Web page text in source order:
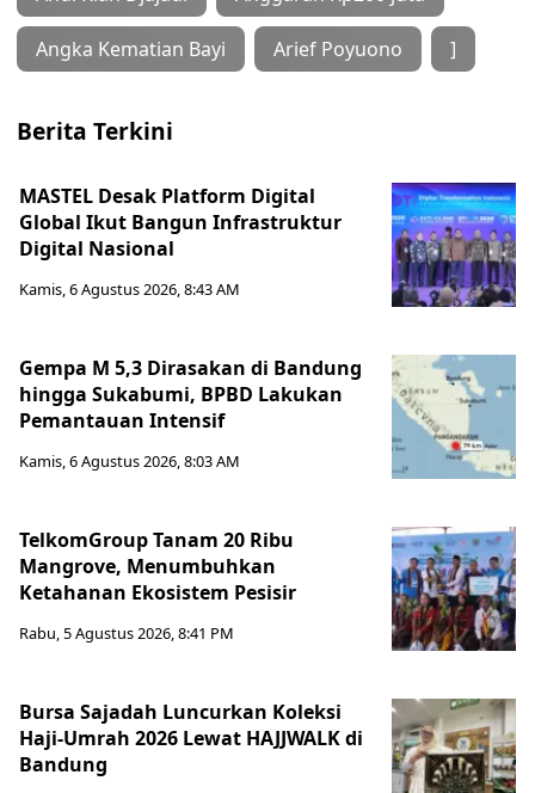
Angka Kematian Bayi Arief Poyuono ]
Berita Terkini
MASTEL Desak Platform Digital
Global Ikut Bangun Infrastruktur
Digital Nasional
Kamis, 6 Agustus 2026, 8:43 AM
Gempa M 5,3 Dirasakan di Bandung
hingga Sukabumi, BPBD Lakukan
Pemantauan Intensif
Kamis, 6 Agustus 2026, 8:03 AM
TelkomGroup Tanam 20 Ribu
Mangrove, Menumbuhkan
Ketahanan Ekosistem Pesisir
Rabu, 5 Agustus 2026, 8:41 PM
Bursa Sajadah Luncurkan Koleksi
Haji-Umrah 2026 Lewat HAJJWALK di
Bandung